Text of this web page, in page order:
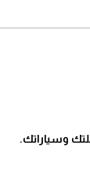
وسياراتك.